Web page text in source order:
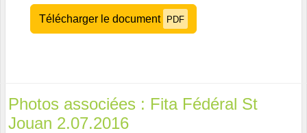
Télécharger le document PDF
Photos associées : Fita Fédéral St
Jouan 2.07.2016